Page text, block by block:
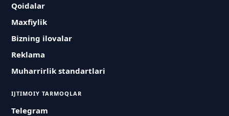
Qoidalar
Maxfiylik
Bizning ilovalar
Reklama
Muharrirlik standartlari
IJTIMOIY TARMOQLAR
Telegram